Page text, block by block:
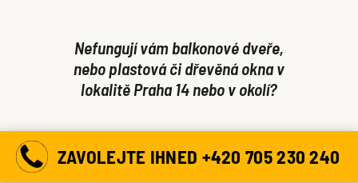
Nefungují vám balkonové dveře,
nebo plastová či dřevěná okna v
lokalitě Praha 14 nebo v okolí?
ZAVOLEJTE IHNED +420 705 230 240